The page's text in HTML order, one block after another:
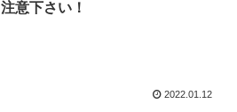
注意下さい！
2022.01.12